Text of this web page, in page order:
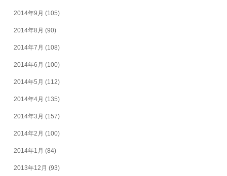
2014年9月 (105)
2014年8月 (90)
2014年7月 (108)
2014年6月 (100)
2014年5月 (112)
2014年4月 (135)
2014年3月 (157)
2014年2月 (100)
2014年1月 (84)
2013年12月 (93)